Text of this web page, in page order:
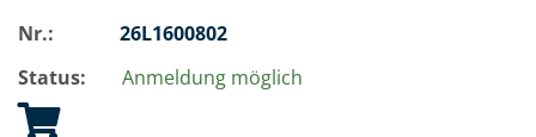
Nr.:
26L1600802
Status:
Anmeldung möglich